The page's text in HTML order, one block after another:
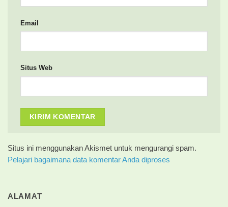
Email
Situs Web
Situs ini menggunakan Akismet untuk mengurangi spam.
Pelajari bagaimana data komentar Anda diproses
ALAMAT